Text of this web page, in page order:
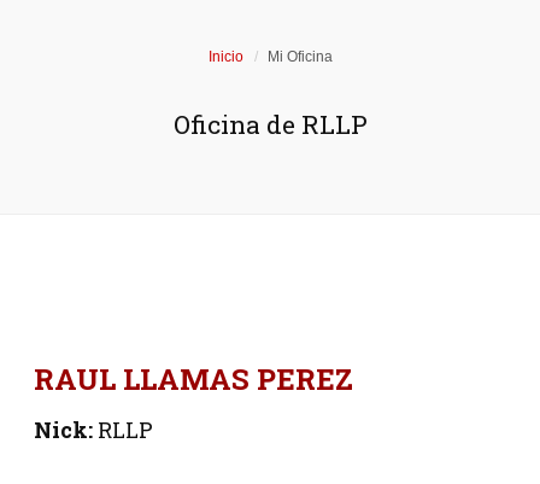
Inicio Mi Oficina
Oficina de RLLP
RAUL LLAMAS PEREZ
Nick:RLLP